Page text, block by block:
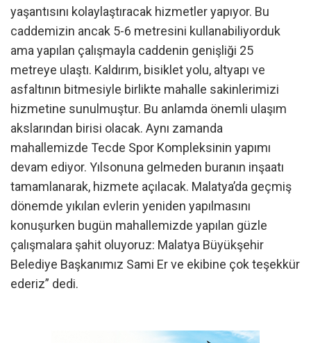
yaşantısını kolaylaştıracak hizmetler yapıyor. Bu
caddemizin ancak 5-6 metresini kullanabiliyorduk
ama yapılan çalışmayla caddenin genişliği 25
metreye ulaştı. Kaldırım, bisiklet yolu, altyapı ve
asfaltının bitmesiyle birlikte mahalle sakinlerimizi
hizmetine sunulmuştur. Bu anlamda önemli ulaşım
akslarından birisi olacak. Aynı zamanda
mahallemizde Tecde Spor Kompleksinin yapımı
devam ediyor. Yılsonuna gelmeden buranın inşaatı
tamamlanarak, hizmete açılacak. Malatya’da geçmiş
dönemde yıkılan evlerin yeniden yapılmasını
konuşurken bugün mahallemizde yapılan güzle
çalışmalara şahit oluyoruz: Malatya Büyükşehir
Belediye Başkanımız Sami Er ve ekibine çok teşekkür
ederiz” dedi.